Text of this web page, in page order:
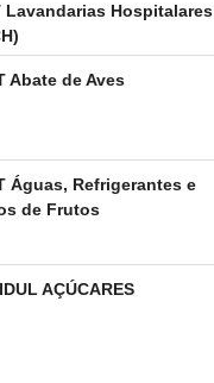
Lavandarias Hospitalares
Abate de Aves
Águas, Refrigerantes e
de Frutos
AÇÚCARES